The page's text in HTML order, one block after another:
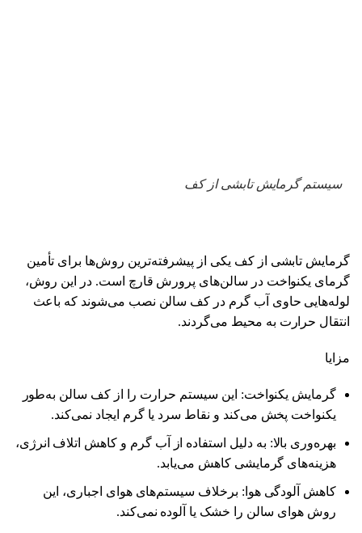
سیستم گرمایش تابشی از کف
گرمایش تابشی از کف یکی از پیشرفته‌ترین روش‌ها برای تأمین
گرمای یکنواخت در سالن‌های پرورش قارچ است. در این روش،
لوله‌هایی حاوی آب گرم در کف سالن نصب می‌شوند که باعث
انتقال حرارت به محیط می‌گردند.
مزایا
گرمایش یکنواخت: این سیستم حرارت را از کف سالن به‌طور
یکنواخت پخش می‌کند و نقاط سرد یا گرم ایجاد نمی‌کند.
بهره‌وری بالا: به دلیل استفاده از آب گرم و کاهش اتلاف انرژی،
هزینه‌های گرمایشی کاهش می‌یابد.
کاهش آلودگی هوا: برخلاف سیستم‌های هوای اجباری، این
روش هوای سالن را خشک یا آلوده نمی‌کند.